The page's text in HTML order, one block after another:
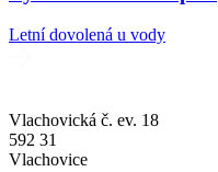
Letní dovolená u vody
Vlachovická č. ev. 18
592 31
Vlachovice